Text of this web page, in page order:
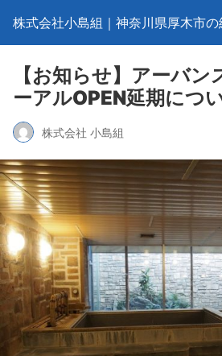
株式会社小島組｜神奈川県厚木市
【お知らせ】アーバ
ーアルOPEN延期につ
株式会社 小島組